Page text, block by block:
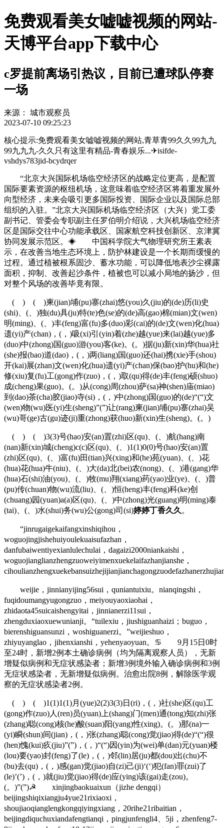
免费观看美女嘘嘘视频的网站-
天博平台app下载中心
c罗提前离场引热议，目前已遭球队停赛
一场
来源：
城市观察员
2023-07-10 09:25:23
核心提示:免费观看美女嘘嘘视频的网站,青草青99久久99九九
99九九九-久久只有这里有精品-青春娱乐...✈isifde-
vshdys783jid-bcydrqer
“北京大兴国际机场临空经济区的战略定位更高，是配置
国际要素资源的枢纽机场，这意味着临空经济区将着重发展外
向型经济，未来会吸引更多国际投资、国际企业以及国际总部
组织的入驻。”北京大兴国际机场临空经济区（大兴）党工委
副书记、管委会专职副主任罗伯明介绍说，大兴机场临空经济
区是国际交往中心功能承载区、国家航空科技创新区、京津冀
协同发展示范区。◈ 中国科学院大气物理研究所王素表
示，在改善当地生态环境上，防护林建设是一个长期而缓慢的
过程。通过植被根系固沙、蓄水功能，可以降低地表沙尘裸露
面积，抑制、改善起沙条件，植被也可以减小局地的扬沙，但
对整个风场的改善毕竟有限。
( ) ( )柬(jian)埔(pu)寨(zhai)悠(you)久(jiu)的(de)历(li)史
(shi)、(、)独(du)具(ju)特(te)色(se)的(de)高(gao)棉(mian)文(wen)
明(ming)、(、)丰(feng)富(fu)多(duo)彩(cai)的(de)文(wen)化(hua)
遗(yi)产(chan)，(，)吸(xi)引(yin)着(zhe)越(yue)来(lai)越(yue)多
(duo)中(zhong)国(guo)游(you)客(ke)。(。)据(ju)新(xin)华(hua)社
(she)报(bao)道(dao)，(，)两(liang)国(guo)还(hai)携(xie)手(shou)
开(kai)展(zhan)文(wen)化(hua)遗(yi)产(chan)保(bao)护(hu)和(he)
修(xiu)复(fu)工(gong)作(zuo)，(，)取(qu)得(de)丰(feng)硕(shuo)
成(cheng)果(guo)。(。)从(cong)周(zhou)萨(sa)神(shen)庙(miao)
到(dao)茶(cha)胶(jiao)寺(si)，(，)中(zhong)国(guo)的(de)“(“)文
(wen)物(wu)医(yi)生(sheng)”(”)让(rang)柬(jian)埔(pu)寨(zhai)吴
(wu)哥(ge)古(gu)迹(ji)重(zhong)获(huo)新(xin)生(sheng)。(。)
( ) ( )3(3)号(hao)安(an)置(zhi)区(qu)、(、)航(hang)南
(nan)新(xin)城(cheng)c(c)区(qu)、(、)1(1)0(0)号(hao)安(an)置
(zhi)区(qu)、(、)富(fu)田(tian)兴(xing)和(he)苑(yuan)、(、)花
(hua)花(hua)牛(niu)、(、)大(da)北(bei)农(nong)、(、)港(gang)华
(hua)石(shi)油(you)、(、)牧(mu)翔(xiang)药(yao)业(ye)、(、)普
(pu)传(chuan)物(wu)流(liu)、(、)恒(heng)丰(feng)科(ke)创
(chuang)园(yuan)a(a)区(qu)、(、)中(zhong)光(guang)明(ming)泰
(tai)、(、)水(shui)务(wu)公(gong)司(si)婷婷丁香久久 。
“jinrugaigekaifangxinshiqihou，
woguojingjishehuiyoulekuaisufazhan，
danfubaiwentiyexianlulechulai，dagaizi2000niankaishi，
woguojianglianzhengzuoweiyimenxuekelaifazhanjianshe，
weijie，jinnianyijing56sui，quniantuixiu。nianqingshi，
fuqidoumangyugongzuo，meiyouyaoxiaohai，
zhidaota45suicaishengyitai，jinnianerzi11sui，
zhengduxiaoxuewunianji。“tuilexiu，jiushiguanhaizi；buguo，
bierenshiguansunzi，woshiguanerzi。”weijieshuo，
zhiyuyanglao，jihenxianshi，yehenyaoyuan。♋ 9月15日0时
至24时，新增2例本土确诊病例（均为隔离观察人员），无新
增疑似病例和无症状感染者；新增3例境外输入确诊病例和3例
无症状感染者，无新增疑似病例。治愈出院8例，解除医学观
察的无症状感染者2例。
( ) ( )1(1)1(1)月(yue)2(2)3(3)日(ri)，(，)社(she)区(qu)工
(gong)作(zuo)人(ren)员(yuan)上(shang)门(men)通(tong)知(zhi)张
(zhang)聪(cong)核(he)酸(suan)阳(yang)性(xing)。(。)那(na)一
(yi)瞬(shun)间(jian)，(，)张(zhang)聪(cong)觉(jiao)得(de)“(“)很
(hen)愧(kui)疚(jiu)”(”)，(，)“(“)因(yin)为(wei)单(dan)元(yuan)楼
(lou)要(yao)封(feng)了(le)，(，)邻(lin)居(ju)都(dou)出(chu)不
(bu)去(qu)，(，)感(gan)觉(jiao)自(zi)己(ji)‘(‘)犯(fan)罪(zui)了
(le)’(’)，(，)就(jiu)觉(jiao)得(de)应(ying)该(gai)走(zou)。
(。)”(”)☭ xinjingbaokuaixun（jizhe dengqi）
beijingshiqixiangju4yue21rixiaoxi，
shoujiaoqianglengkongqiyingxiang，20rihe21ribaitian，
beijingdiquchuxiandafengtianqi，pingjunfengli4、5ji，zhenfeng7-